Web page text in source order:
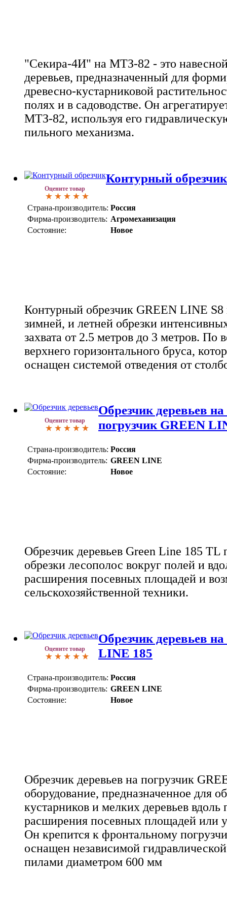
"Секира-4И" на МТЗ-82 - это
деревьев, предназначенный для
древесно-кустарниковой
полях и в садоводстве. Он
МТЗ-82, используя его
пильного механизма.
Оцените товар
Контурный
Страна-производитель: Россия
Фирма-производитель: Агромеханизация
Состояние:
Новое
Контурный обрезчик GREEN LINE S8
зимней, и летней обрезки
захвата от 2.5 метров до 3 метров. По
верхнего горизонтального бруса,
оснащен системой отведения от
Оцените товар
Обрезчик деревьев
погрузчик GREEN
Страна-производитель: Россия
Фирма-производитель: GREEN LINE
Состояние:
Новое
Обрезчик деревьев Green Line 185 TL
обрезки лесополос вокруг полей и
расширения посевных площадей и
сельскохозяйственной техники.
Оцените товар
Обрезчик деревьев
LINE 185
Страна-производитель: Россия
Фирма-производитель: GREEN LINE
Состояние:
Новое
Обрезчик деревьев на погрузчик
оборудование, предназначенное для
кустарников и мелких деревьев
расширения посевных площадей или
Он крепится к фронтальному
оснащен независимой
пилами диаметром 600 мм